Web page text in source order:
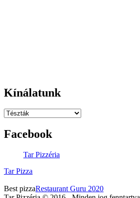
Kínálatunk
Facebook
Tar Pizzéria
Tar Pizza
Best pizzaRestaurant Guru 2020